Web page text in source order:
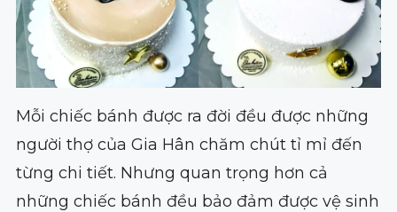
Mỗi chiếc bánh được ra đời đều được những
người thợ của Gia Hân chăm chút tỉ mỉ đến
từng chi tiết. Nhưng quan trọng hơn cả
những chiếc bánh đều bảo đảm được vệ sinh